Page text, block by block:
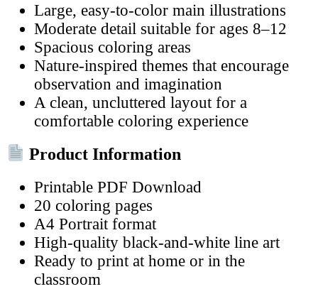
Large, easy-to-color main illustrations
Moderate detail suitable for ages 8–12
Spacious coloring areas
Nature-inspired themes that encourage
observation and imagination
A clean, uncluttered layout for a
comfortable coloring experience
Product Information
Printable PDF Download
20 coloring pages
A4 Portrait format
High-quality black-and-white line art
Ready to print at home or in the
classroom